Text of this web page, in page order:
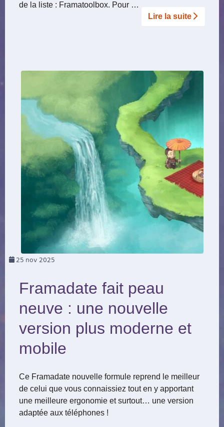
de la liste : Framatoolbox. Pour …
Lire la suite­­
25 nov 2025
Framadate fait peau
neuve : une nouvelle
version plus moderne et
mobile
Ce Framadate nouvelle formule reprend le meilleur
de celui que vous connaissiez tout en y apportant
une meilleure ergonomie et surtout… une version
adaptée aux téléphones !